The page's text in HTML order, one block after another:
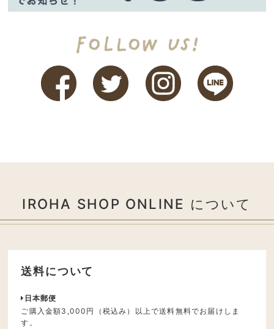
IROHA SHOP ONLINE について
送料について
日本郵便
ご購入金額3,000円（税込み）以上で送料無料でお届けしま
す。